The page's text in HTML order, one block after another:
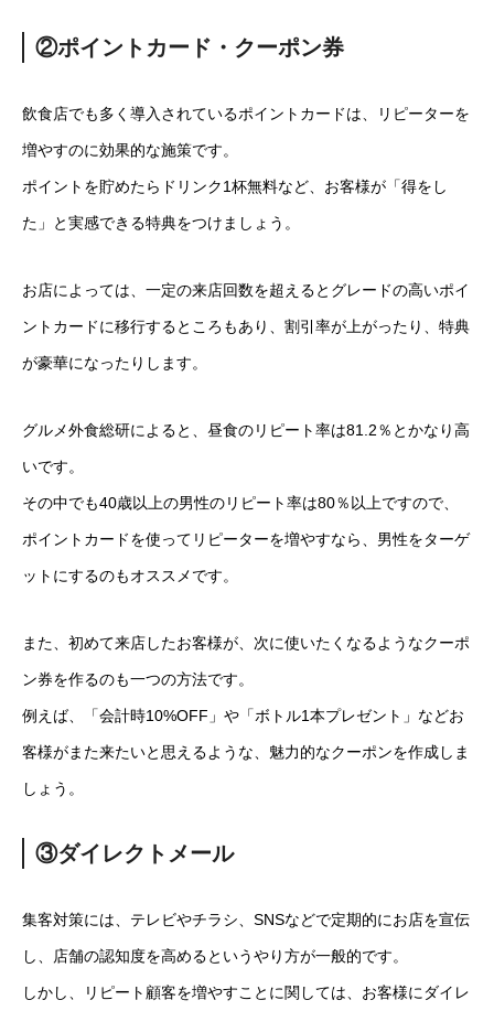
②ポイントカード・クーポン券
飲食店でも多く導入されているポイントカードは、リピーターを
増やすのに効果的な施策です。
ポイントを貯めたらドリンク1杯無料など、お客様が「得をし
た」と実感できる特典をつけましょう。
お店によっては、一定の来店回数を超えるとグレードの高いポイ
ントカードに移行するところもあり、割引率が上がったり、特典
が豪華になったりします。
グルメ外食総研によると、昼食のリピート率は81.2％とかなり高
いです。
その中でも40歳以上の男性のリピート率は80％以上ですので、
ポイントカードを使ってリピーターを増やすなら、男性をターゲ
ットにするのもオススメです。
また、初めて来店したお客様が、次に使いたくなるようなクーポ
ン券を作るのも一つの方法です。
例えば、「会計時10%OFF」や「ボトル1本プレゼント」などお
客様がまた来たいと思えるような、魅力的なクーポンを作成しま
しょう。
③ダイレクトメール
集客対策には、テレビやチラシ、SNSなどで定期的にお店を宣伝
し、店舗の認知度を高めるというやり方が一般的です。
しかし、リピート顧客を増やすことに関しては、お客様にダイレ